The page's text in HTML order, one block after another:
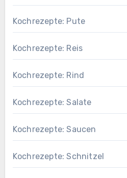
Kochrezepte: Pute
Kochrezepte: Reis
Kochrezepte: Rind
Kochrezepte: Salate
Kochrezepte: Saucen
Kochrezepte: Schnitzel